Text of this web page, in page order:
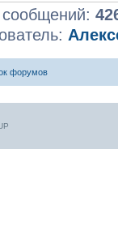
сообщений:
форумов